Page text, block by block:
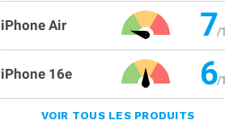
iPhone Air 7
iPhone 16e 6
VOIR TOUS LES PRODUITS